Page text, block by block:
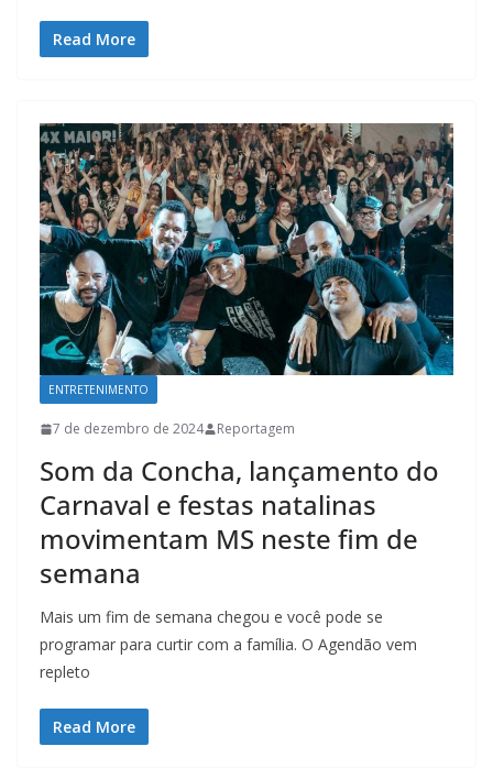
Read More
ENTRETENIMENTO
7 de dezembro de 2024 Reportagem
Som da Concha, lançamento do
Carnaval e festas natalinas
movimentam MS neste fim de
semana
Mais um fim de semana chegou e você pode se
programar para curtir com a família. O Agendão vem
repleto
Read More